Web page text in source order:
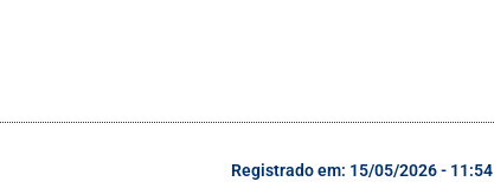
Registrado em: 15/05/2026 - 11:54